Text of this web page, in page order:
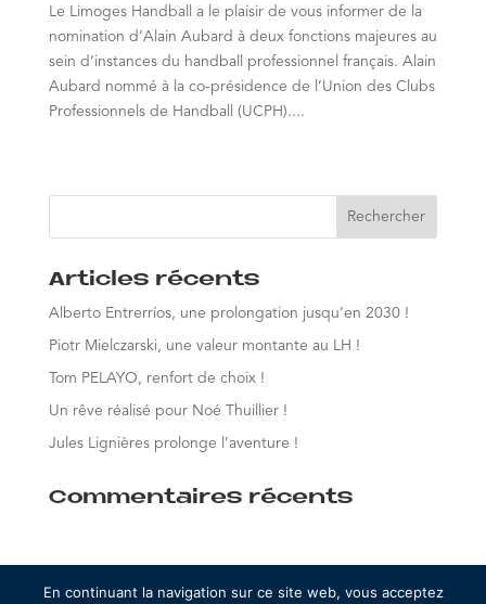
Le Limoges Handball a le plaisir de vous informer de la
nomination d’Alain Aubard à deux fonctions majeures au
sein d’instances du handball professionnel français. Alain
Aubard nommé à la co-présidence de l’Union des Clubs
Professionnels de Handball (UCPH)....
Articles récents
Alberto Entrerríos, une prolongation jusqu’en 2030 !
Piotr Mielczarski, une valeur montante au LH !
Tom PELAYO, renfort de choix !
Un rêve réalisé pour Noé Thuillier !
Jules Lignières prolonge l’aventure !
Commentaires récents
En continuant la navigation sur ce site web, vous acceptez